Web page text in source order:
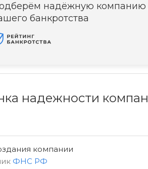
надёжную компанию
банкротства
надежности
компании
ФНС РФ